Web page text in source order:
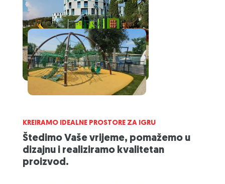
KREIRAMO IDEALNE PROSTORE ZA IGRU
Štedimo Vaše vrijeme, pomažemo u
dizajnu i realiziramo kvalitetan
proizvod.